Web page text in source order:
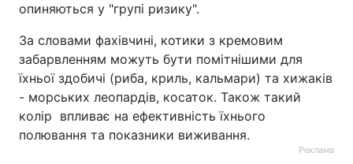
опиняються у "групі ризику".
За словами фахівчині, котики з кремовим
забарвленням можуть бути помітнішими для
їхньої здобичі (риба, криль, кальмари) та хижаків
- морських леопардів, косаток. Також такий
колір впливає на ефективність їхнього
полювання та показники виживання.
Реклама